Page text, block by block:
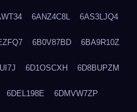
6ANZ4C8L 6AS3LJQ4
6B0V87BD 6BA9R10Z
6D1OSCXH 6D8BUPZM
6DEL198E 6DMVW7ZP